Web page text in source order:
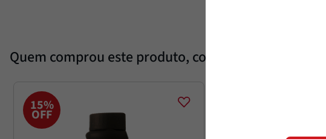
Quem comprou este produto, comprou estes também
15%
OFF